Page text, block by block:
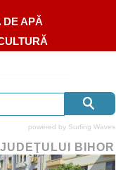
DE APĂ
powered by Surfing Waves
BIHOR